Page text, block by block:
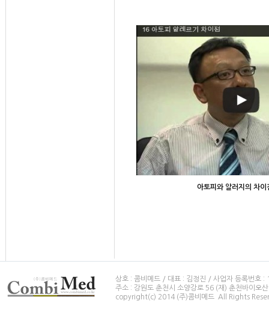
아토피와 알러지의 차
상호 : 콤비메드 / 대표 : 김정진 / 사업자 등록번
주소 : 강원도 춘천시 소양강로 56 (재) 춘천바이오
copyright(c) 2014 (주)콤비메드 All Rights